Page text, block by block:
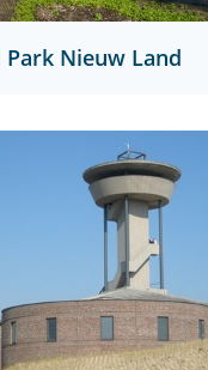
Nieuw Land